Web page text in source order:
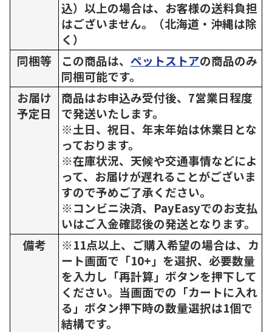
込）以上の場合は、お客様の送料負担
はございません。（北海道・沖縄は除
く）
同梱等
この商品は、 ペットストアの商品のみ
同梱可能です。
お届け
予定日
商品はお申込み受付後、7営業日程度
で発送いたします。
※土日、祝日、年末年始は休業日とな
っております。
※在庫状況、天候や交通事情などによ
って、お届けが遅れることがございま
すので予めご了承ください。
※コンビニ決済、PayEasyでのお支払
いはご入金確認後の発送となります。
備考
※11点以上、ご購入希望の場合は、カ
ート画面で「10+」を選択、必要数量
を入力し「再計算」ボタンを押下して
ください。当画面での「カートに入れ
る」ボタン押下時の数量選択は1個で
結構です。